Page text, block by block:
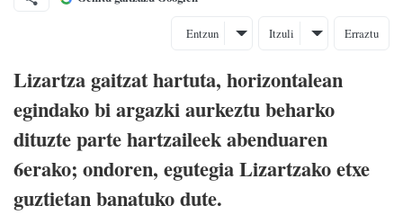
Entzun Itzuli Erraztu
Lizartza gaitzat hartuta, horizontalean
egindako bi argazki aurkeztu beharko
dituzte parte hartzaileek abenduaren
6erako; ondoren, egutegia Lizartzako etxe
guztietan banatuko dute.